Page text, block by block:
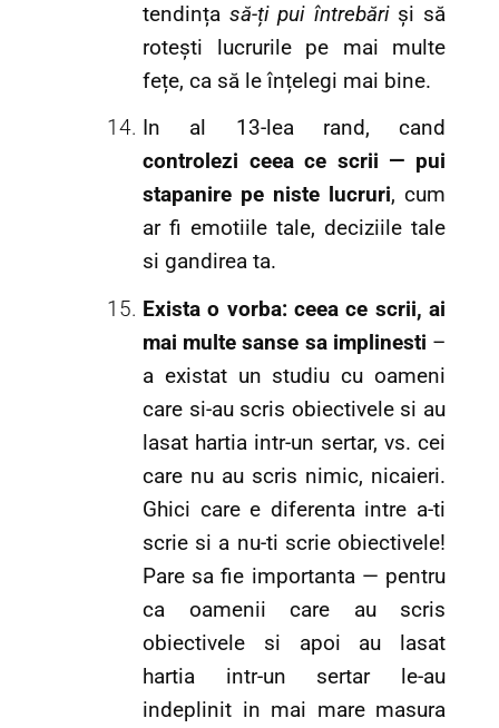
tendințasă-ți pui întrebăriși să
rotești lucrurile pe mai multe
fețe, ca să le înțelegi mai bine.
In al 13-lea rand, cand
controlezi ceea ce scrii — pui
stapanire pe niste lucruri, cum
ar fi emotiile tale, deciziile tale
si gandirea ta.
Exista o vorba: ceea ce scrii, ai
mai multe sanse sa implinesti –
a existat un studiu cu oameni
care si-au scris obiectivele si au
lasat hartia intr-un sertar, vs. cei
care nu au scris nimic, nicaieri.
Ghici care e diferenta intre a-ti
scrie si a nu-ti scrie obiectivele!
Pare sa fie importanta — pentru
ca oamenii care au scris
obiectivele si apoi au lasat
hartia intr-un sertar le-au
indeplinit in mai mare masura